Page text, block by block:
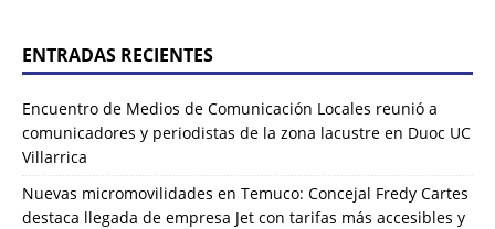
ENTRADAS RECIENTES
Encuentro de Medios de Comunicación Locales reunió a
comunicadores y periodistas de la zona lacustre en Duoc UC
Villarrica
Nuevas micromovilidades en Temuco: Concejal Fredy Cartes
destaca llegada de empresa Jet con tarifas más accesibles y